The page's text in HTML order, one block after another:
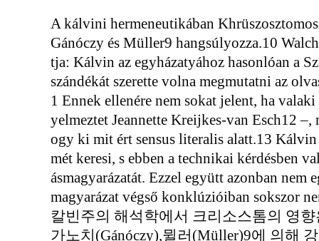
A kálvini hermeneutikában
Gánóczy és Müller9 hangsúlyozza.10
tja: Kálvin az egyházatyához hasonlóan a
szándékát szerette volna megmutatni az
1 Ennek ellenére nem sokat jelent, ha
yelmeztet Jeannette Kreijkes-van Esch12
ogy ki mit ért sensus literalis alatt.13 Kálvin
mét keresi, s ebben a technikai kérdésben
ásmagyarázatát. Ezzel együtt azonban
magyarázat végső konklúzióiban sokszor
칼빈주의 해석학에서 크리소스톰의 영향
가노치(Gánóczy),뮐러(Müller)9에 의해